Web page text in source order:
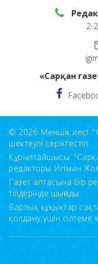
2-
«Сарқан
© 2026 Меншік иесі:
шектеулі серіктестігі.
Құрылтайшысы:
редакторы Игіман
Газет аптасына бір
тілдерінде шығады.
Барлық құқықтар
қолдану үшін сілтеме